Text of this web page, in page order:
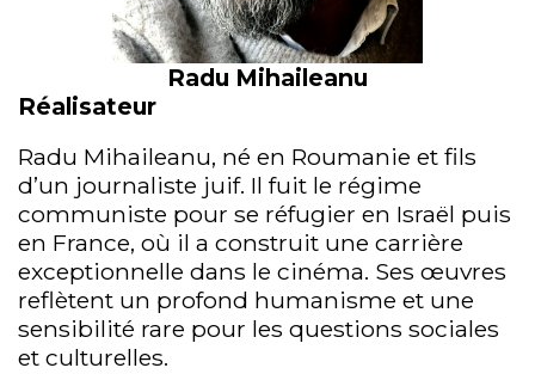
Radu Mihaileanu
Réalisateur
Radu Mihaileanu, né en Roumanie et fils
d’un journaliste juif. Il fuit le régime
communiste pour se réfugier en Israël puis
en France, où il a construit une carrière
exceptionnelle dans le cinéma. Ses œuvres
reflètent un profond humanisme et une
sensibilité rare pour les questions sociales
et culturelles.